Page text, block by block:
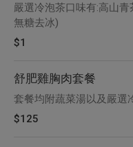
嚴選冷泡茶口味有:高山
無糖去冰)
$1
舒肥雞胸肉套餐
套餐均附蔬菜湯以及嚴選
$125